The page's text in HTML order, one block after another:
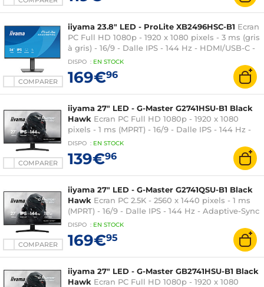
COMPARER
iiyama 23.8" LED - ProLite XB2496HSC-B1 Ecran
PC Full HD 1080p - 1920 x 1080 pixels - 3 ms (gris
à gris) - 16/9 - Dalle IPS - 144 Hz - HDMI/USB-C -
Pivot - Hub USB - Noir
DISPO : EN STOCK
169€96
COMPARER
iiyama 27" LED - G-Master G2741HSU-B1 Black
Hawk Ecran PC Full HD 1080p - 1920 x 1080
pixels - 1 ms (MPRT) - 16/9 - Dalle IPS - 144 Hz -
FreeSync - HDMI/DisplayPort - Haut-parleurs -
Hub USB - Noir
DISPO : EN STOCK
139€96
COMPARER
iiyama 27" LED - G-Master G2741QSU-B1 Black
Hawk Ecran PC 2.5K - 2560 x 1440 pixels - 1 ms
(MPRT) - 16/9 - Dalle IPS - 144 Hz - Adaptive-Sync
/ G-SYNC Compatible - HDMI/DisplayPort - Haut-
parleurs - Hub USB - Noir
DISPO : EN STOCK
169€95
iiyama 27" LED - G-Master GB2741HSU-B1 Black
Hawk Ecran PC Full HD 1080p - 1920 x 1080